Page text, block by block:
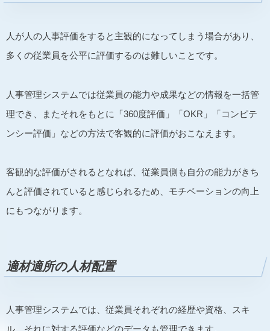
人が人の人事評価をすると主観的になってしまう場合があり、
多くの従業員を公平に評価するのは難しいことです。
人事管理システムでは従業員の能力や成果などの情報を一括管
理でき、またそれをもとに「360度評価」「OKR」「コンピテ
ンシー評価」などの方法で客観的に評価がおこなえます。
客観的な評価がされるとなれば、従業員側も自分の能力がきち
んと評価されていると感じられるため、モチベーションの向上
にもつながります。
適材適所の人材配置
人事管理システムでは、従業員それぞれの経歴や資格、スキ
ル、それに対する評価などのデータも管理できます。